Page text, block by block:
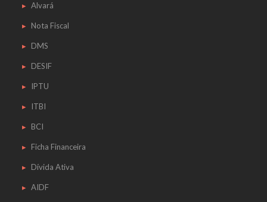
Alvará
Nota Fiscal
DMS
DESIF
IPTU
ITBI
BCI
Ficha Financeira
Dívida Ativa
AIDF